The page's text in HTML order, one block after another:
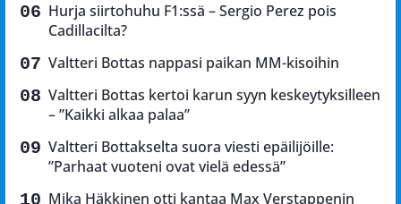
Hurja siirtohuhu F1:ssä – Sergio Perez pois
Cadillacilta?
Valtteri Bottas nappasi paikan MM-kisoihin
Valtteri Bottas kertoi karun syyn keskeytyksilleen
– ”Kaikki alkaa palaa”
Valtteri Bottakselta suora viesti epäilijöille:
”Parhaat vuoteni ovat vielä edessä”
Mika Häkkinen otti kantaa Max Verstappenin